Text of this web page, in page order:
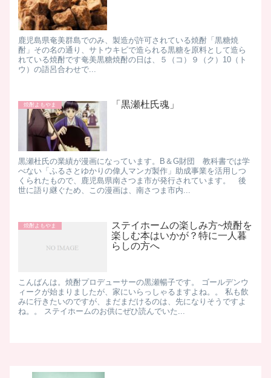
​ 鹿児島県奄美群島でのみ、製造が許可されている焼酎「黒糖焼
酎」 ​ その名の通り、サトウキビで造られる黒糖を原料として造ら
れている焼酎です ​ 奄美黒糖焼酎の日は、５（コ）９（ク）10（ト
ウ）の語呂合わせで...
焼酎よもやま 「黒瀬杜氏魂」
黒瀬杜氏の業績が漫画になっています。​ B＆G財団 教科書では学
べない「ふるさとゆかりの偉人マンガ製作」助成事業を活用しつ
くられたもので、鹿児島県南さつま市が発行されています。 ​ 後
世に語り継ぐため、この漫画は、南さつま市内...
焼酎よもやま
ステイホームの楽しみ方~焼酎を
楽しむ本はいかが？特に一人暮
らしの方へ
こんばんは。焼酎プロデューサーの黒瀬暢子です。 ゴールデンウ
ィークが始まりましたが、家にいらっしゃるますよね。。 私も飲
みに行きたいのですが、まだまだけるのは、先になりそうですよ
ね。。 ステイホームのお供にぜひ読んでいた...